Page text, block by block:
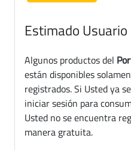
Estimado Usuario
Algunos productos del
están disponibles
registrados. Si Usted ya
iniciar sesión para
Usted no se encuentra
manera gratuita.